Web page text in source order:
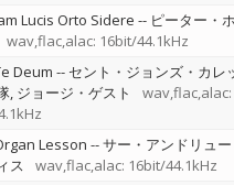
Lucis Orto Sidere -- ピーター・ホ
wav,flac,alac: 16bit/44.1kHz
Deum -- セント・ジョンズ・カレ
ジョージ・ゲスト
wav,flac,alac:
Lesson --サー・アンドリュー
ス
wav,flac,alac: 16bit/44.1kHz